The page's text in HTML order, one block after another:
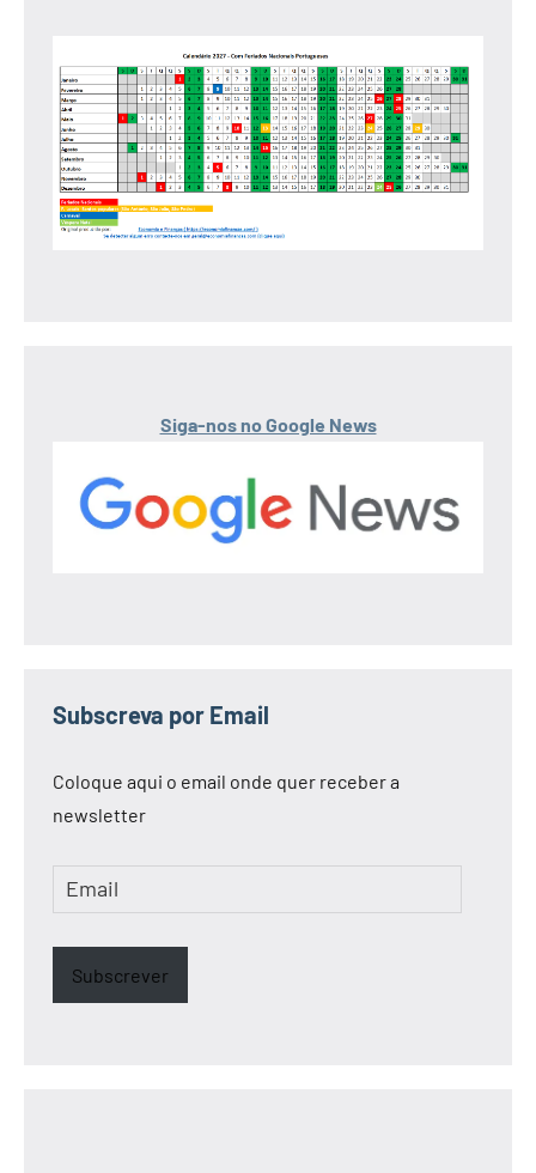
Siga-nos no Google News
Subscreva por Email
Coloque aqui o email onde quer receber a
newsletter
Email
Subscrever